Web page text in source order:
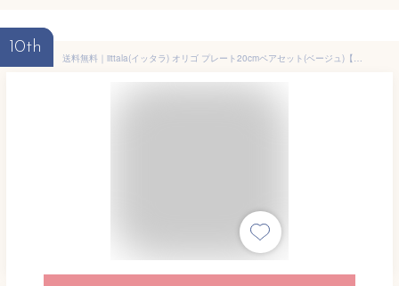
10th
送料無料｜iittala(イッタラ) オリゴ プレート20cmペアセット(ベージュ)【メーカー箱入り】｜※包装のしメッセージカード無料対応